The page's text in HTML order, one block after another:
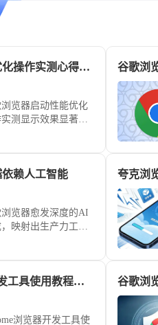
谷歌浏览器启动性能优化操作实测心得总结
览器启动性能优化
测显示效果显著，
赖人工智能
览器愈发深度的AI
映射出生产力工具
如何重塑现代办公
Chrome浏览器网页开发工具使用教程详解
浏览器开发工具使